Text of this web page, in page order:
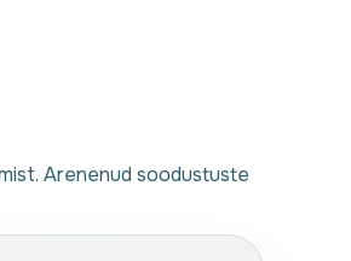
Arenenud soodustuste